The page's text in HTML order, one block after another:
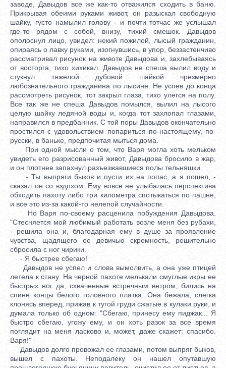
заводе, Давыдов все же как-то отважился сходить в баню.
Прикрывая обеими руками живот, он разыскал свободную
шайку, густо намылил голову - и почти тотчас же услышал
где-то рядом с собой, внизу, тихий смешок. Давыдов
ополоснул лицо, увидел: некий пожилой, лысый гражданин,
опираясь о лавку руками, изогнувшись, в упор, беззастенчиво
рассматривал рисунок на животе Давыдова и, захлебываясь
от восторга, тихо хихикал. Давыдов не спеша вылил воду и
стукнул тяжелой дубовой шайкой чрезмерно
любознательного гражданина по лысине. Не успев до конца
рассмотреть рисунок, тот закрыл глаза, тихо улегся на полу.
Все так же не спеша Давыдов помылся, вылил на лысого
целую шайку ледяной воды и, когда тот захлопал глазами,
направился в предбанник. С той поры Давыдов окончательно
простился с удовольствием попариться по-настоящему, по-
русски, в баньке, предпочитая мыться дома.
При одной мысли о том, что Варя могла хоть мельком
увидеть его разрисованный живот, Давыдова бросило в жар,
и он плотнее запахнул разъезжавшиеся полы тельняшки.
- Ты выпряги быков и пусти их на попас, а я пошел, -
сказал он со вздохом. Ему вовсе не улыбалась перспектива
обходить пахоту либо три километра спотыкаться по пашне,
и все это из-за какой-то нелепой случайности.
Но Варя по-своему расценила побуждения Давыдова.
"Стесняется мой любимый работать возле меня без рубахи,
- решила она и, благодарная ему в душе за проявление
чувства, щадящего ее девичью скромность, решительно
сбросила с ног чирики.
- Я быстрее сбегаю!
Давыдов не успел и слова вымолвить, а она уже птицей
летела к стану. На черной пахоте мелькали смуглые икры ее
быстрых ног да, схваченные встречным ветром, бились на
спине концы белого головного платка. Она бежала, слегка
клонясь вперед, прижав к тугой груди сжатые в кулаки руки, и
думала только об одном: "Сбегаю, принесу ему пиджак... Я
быстро сбегаю, угожу ему, и он хоть разок за все время
поглядит на меня ласково и, может, даже скажет: спасибо.
Варя!"
Давыдов долго провожал ее глазами, потом выпряг быков,
вышел с пахоты. Неподалеку он нашел опутавшую